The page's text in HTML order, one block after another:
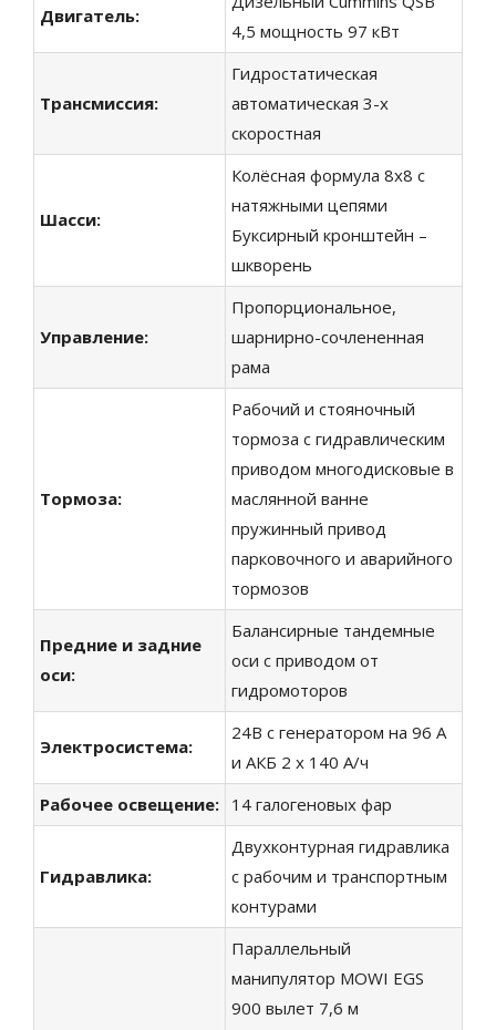
Двигатель:
4,5 мощность 97 кВт
Трансмиссия:
Гидростатическая
автоматическая 3-х
скоростная
Шасси:
Колёсная формула 8х8 с
натяжными цепями
Буксирный кронштейн –
шкворень
Управление:
Пропорциональное,
шарнирно-сочлененная
рама
Тормоза:
Рабочий и стояночный
тормоза с гидравлическим
приводом многодисковые в
маслянной ванне
пружинный привод
парковочного и аварийного
тормозов
Предние и задние
оси:
Балансирные тандемные
оси с приводом от
гидромоторов
Электросистема:
24В с генератором на 96 А
и АКБ 2 x 140 А/ч
Рабочее освещение: 14 галогеновых фар
Гидравлика:
Двухконтурная гидравлика
с рабочим и транспортным
контурами
Параллельный
манипулятор MOWI EGS
900 вылет 7,6 м